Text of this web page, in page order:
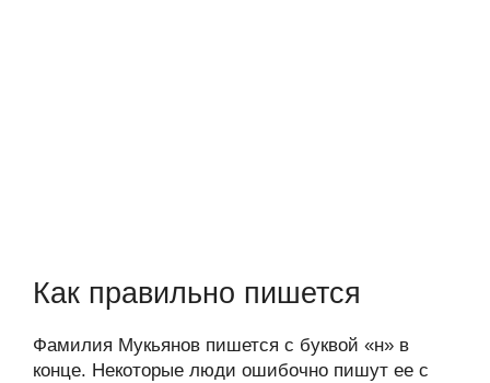
Как правильно пишется
Фамилия Мукьянов пишется с буквой «н» в
конце. Некоторые люди ошибочно пишут ее с